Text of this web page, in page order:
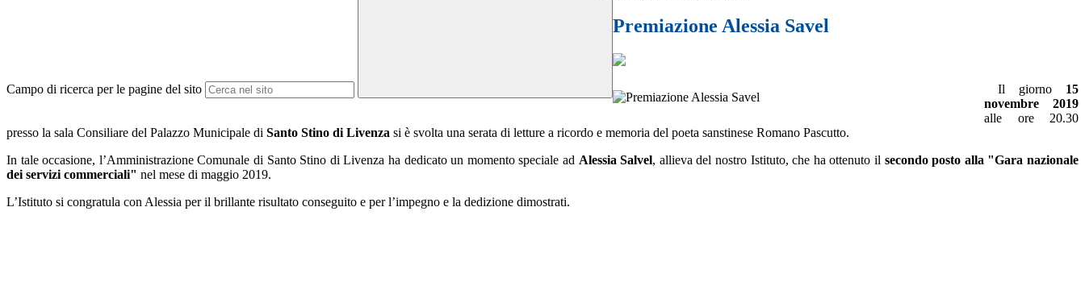
Campo di ricerca per le pagine del sito
Premiazione Alessia Savel
Il giorno 15
novembre 2019
alle ore 20.30
presso la sala Consiliare del Palazzo Municipale di Santo Stino di Livenza si è svolta una serata di letture a ricordo e memoria del poeta sanstinese Romano Pascutto.
In tale occasione, l’Amministrazione Comunale di Santo Stino di Livenza ha dedicato un momento speciale ad Alessia Salvel, allieva del nostro Istituto, che ha ottenuto il secondo posto alla "Gara nazionale
dei servizi commerciali" nel mese di maggio 2019.
L’Istituto si congratula con Alessia per il brillante risultato conseguito e per l’impegno e la dedizione dimostrati.